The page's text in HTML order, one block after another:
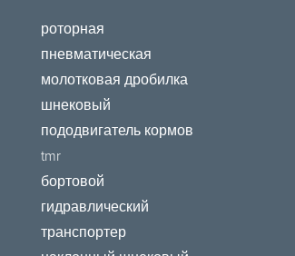
роторная
пневматическая
молотковая дробилка
шнековый
пододвигатель кормов
tmr
бортовой
гидравлический
транспортер